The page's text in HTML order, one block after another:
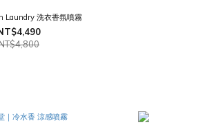
Laundry 洗衣香氛噴霧